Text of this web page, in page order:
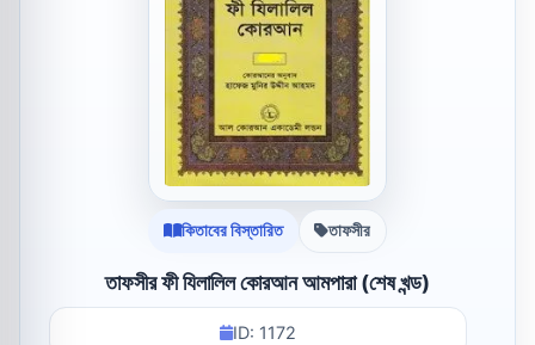
কিতাবের বিস্তারিত তাফসীর
তাফসীর ফী যিলালিল কোরআন আমপারা (শেষ খন্ড)
ID: 1172